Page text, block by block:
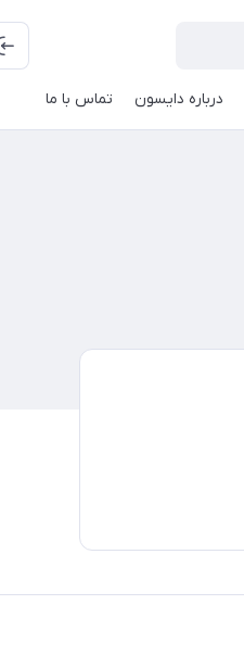
درباره دایسون تماس با ما